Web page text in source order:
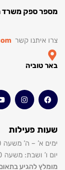
משרד הביטחון
קשרgevazin1@gmail.com
פעילות
משעה 8:00 ועד 18:00
משעה 8:00 ועד 16:00
להגיע בתאום.